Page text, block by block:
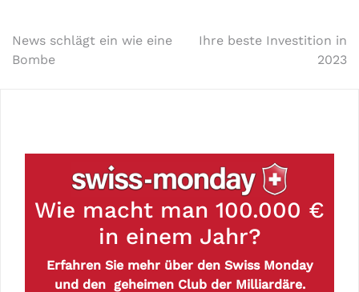
News schlägt ein wie eine
Bombe
Ihre beste Investition in
2023
Wie macht man 100.000 €
in einem Jahr?
Erfahren Sie mehr über den Swiss Monday
und den geheimen Club der Milliardäre.